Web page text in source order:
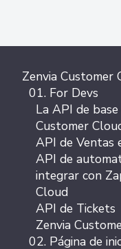
Zenvia Customer
01. For Devs
La API de
Customer
API de Ventas
API de
integrar con
Cloud
API de Tickets
Zenvia
02. Página de